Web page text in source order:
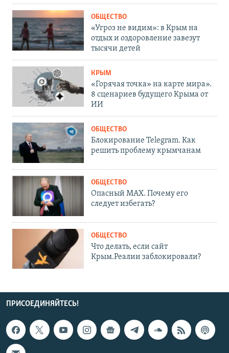
ОБЩЕСТВО
«Угроз не видим»: в Крым на
отдых и оздоровление завезут
тысячи детей
КРЫМ
«Горячая точка» на карте мира».
8 сценариев будущего Крыма от
ИИ
ОБЩЕСТВО
Блокирование Telegram. Как
решить проблему крымчанам
ОБЩЕСТВО
Опасный MAX. Почему его
следует избегать?
ОБЩЕСТВО
Что делать, если сайт
Крым.Реалии заблокировали?
ПРИСОЕДИНЯЙТЕСЬ!